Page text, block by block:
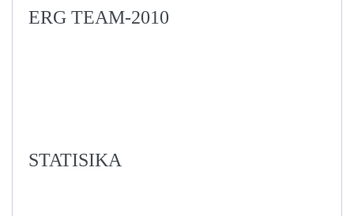
ERG TEAM-2010
STATISIKA